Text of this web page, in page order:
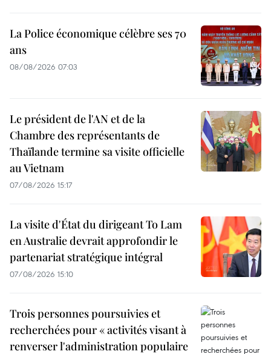
La Police économique célèbre ses 70
ans
08/08/2026 07:03
Le président de l'AN et de la
Chambre des représentants de
Thaïlande termine sa visite officielle
au Vietnam
07/08/2026 15:17
La visite d'État du dirigeant To Lam
en Australie devrait approfondir le
partenariat stratégique intégral
07/08/2026 15:10
Trois personnes poursuivies et
recherchées pour « activités visant à
renverser l'administration populaire